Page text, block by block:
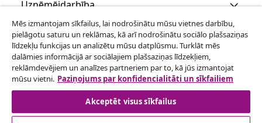
Uzņēmējdarbība
vidaXL
Apskatiet vairāk
Mēs izmantojam sīkfailus, lai nodrošinātu mūsu vietnes darbību,
pielāgotu saturu un reklāmas, kā arī nodrošinātu sociālo plašsaziņas
līdzekļu funkcijas un analizētu mūsu datplūsmu. Turklāt mēs
dalāmies informācijā ar sociālajiem plašsaziņas līdzekļiem,
reklāmdevējiem un analīzes partneriem par to, kā jūs izmantojat
mūsu vietni. Paziņojums par konfidencialitāti un sīkfailiem
Akceptēt visus sīkfailus